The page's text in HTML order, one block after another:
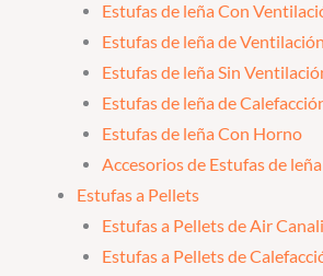
Estufas de leña Con
Estufas de leña de
Estufas de leña Sin
Estufas de leña de
Estufas de leña Con Horno
Accesorios de Estufas de leña
Estufas a Pellets
Estufas a Pellets de Air
Estufas a Pellets de